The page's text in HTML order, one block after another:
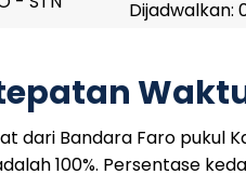
Dijadwalkan:
dari Bandara Faro pukul
100%. Persentase